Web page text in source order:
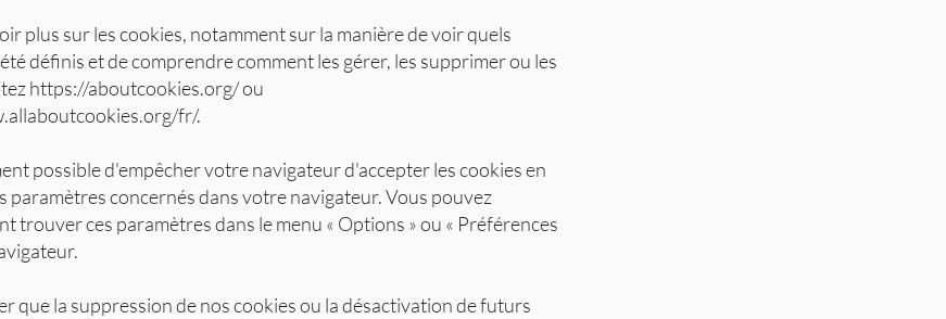
plus sur les cookies, notamment sur la manière de voir quels
définis et de comprendre comment les gérer, les supprimer ou les
https://aboutcookies.org/ou
fr/.
possible d'empêcher votre navigateur d'accepter les cookies en
paramètres concernés dans votre navigateur. Vous pouvez
trouver ces paramètres dans le menu « Options » ou « Préférences
que la suppression de nos cookies ou la désactivation de futurs